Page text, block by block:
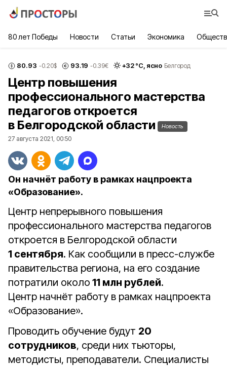
80 лет Победы Новости Статьи Экономика
80.93 -0.20$ 93.19 -0.39€ +32°С, ясно Белгород
Центр повышения
профессионального мастерства
педагогов откроется
в Белгородской области
Новость
27 августа 2021, 00:50
Он начнёт работу в рамках нацпроекта
«Образование».
Центр непрерывного повышения
профессионального мастерства педагогов
откроется в Белгородской области
1 сентября. Как сообщили в пресс-службе
правительства региона, на его создание
потратили около 11 млн рублей.
Центр начнёт работу в рамках нацпроекта
«Образование».
Проводить обучение будут 20
сотрудников, среди них тьюторы,
методисты, преподаватели. Специалисты